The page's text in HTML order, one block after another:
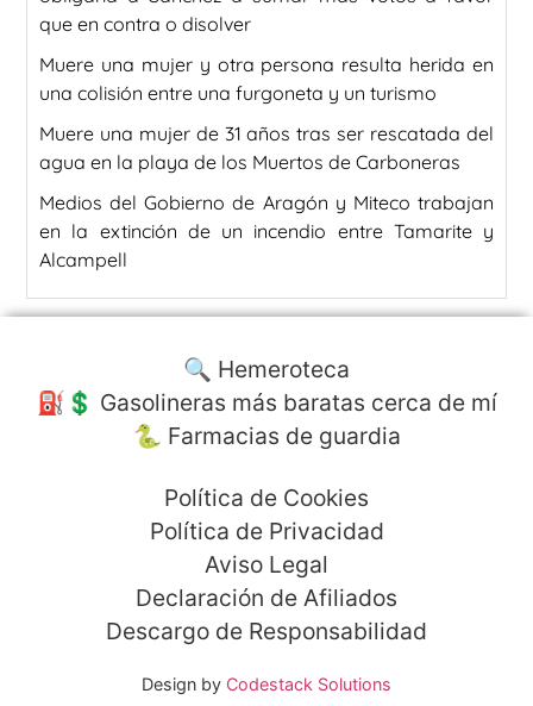
que en contra o disolver
Muere una mujer y otra persona resulta herida en
una colisión entre una furgoneta y un turismo
Muere una mujer de 31 años tras ser rescatada del
agua en la playa de los Muertos de Carboneras
Medios del Gobierno de Aragón y Miteco trabajan
en la extinción de un incendio entre Tamarite y
Alcampell
🔍 Hemeroteca
⛽️💲 Gasolineras más baratas cerca de mí
🐍 Farmacias de guardia
Política de Cookies
Política de Privacidad
Aviso Legal
Declaración de Afiliados
Descargo de Responsabilidad
Design by Codestack Solutions